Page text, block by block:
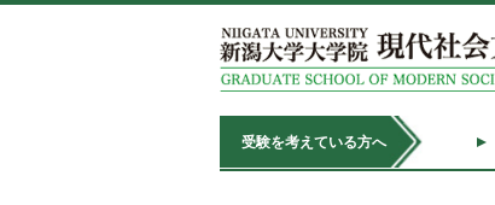
受験を考えている方へ